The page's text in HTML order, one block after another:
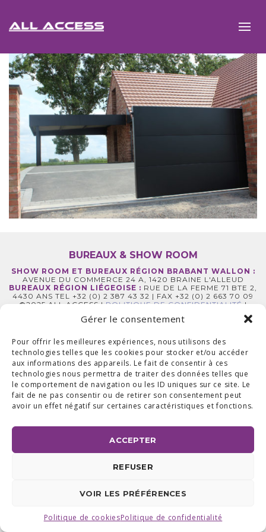
Gérer le consentement
Pour offrir les meilleures expériences, nous utilisons des
technologies telles que les cookies pour stocker et/ou accéder
aux informations des appareils. Le fait de consentir à ces
technologies nous permettra de traiter des données telles que
le comportement de navigation ou les ID uniques sur ce site. Le
fait de ne pas consentir ou de retirer son consentement peut
avoir un effet négatif sur certaines caractéristiques et fonctions.
ACCEPTER
REFUSER
VOIR LES PRÉFÉRENCES
Politique de cookiesPolitique de confidentialité
BUREAUX & SHOW ROOM
SHOW ROOM ET BUREAUX RÉGION BRABANT WALLON :
AVENUE DU COMMERCE 24 A, 1420 BRAINE L'ALLEUD
BUREAUX RÉGION LIÉGEOISE : RUE DE LA FERME 71 BTE 2,
4430 ANS TEL +32 (0) 2 387 43 32 | FAX +32 (0) 2 663 70 09
©2025 ALL ACCESS | POLITIQUE DE CONFIDENTIALITÉ |